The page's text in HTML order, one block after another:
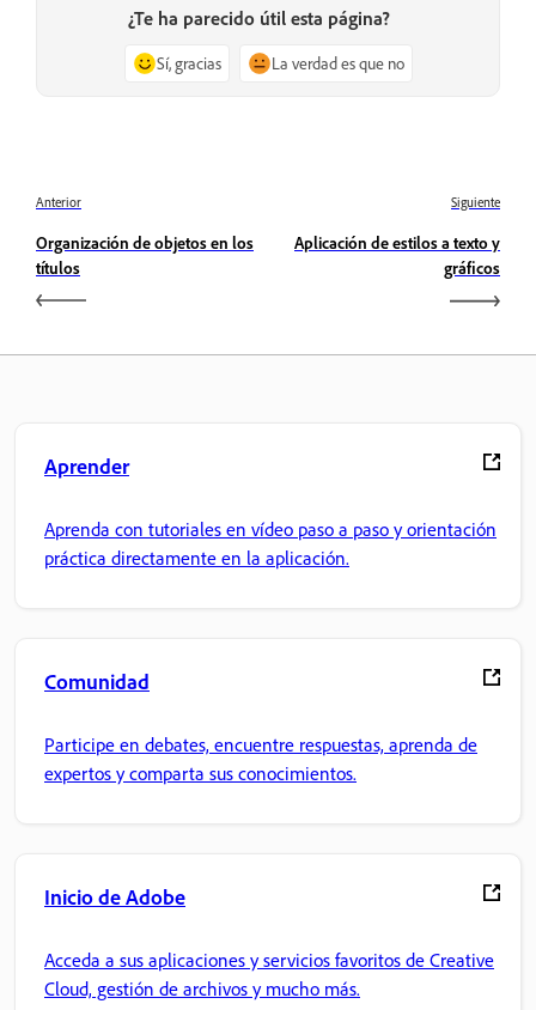
¿Te ha parecido útil esta página?
Sí, gracias La verdad es que no
Anterior
Organización de objetos en los
títulos
Siguiente
Aplicación de estilos a texto y
gráficos
Aprender
Aprenda con tutoriales en vídeo paso a paso y orientación
práctica directamente en la aplicación.
Comunidad
Participe en debates, encuentre respuestas, aprenda de
expertos y comparta sus conocimientos.
Inicio de Adobe
Acceda a sus aplicaciones y servicios favoritos de Creative
Cloud, gestión de archivos y mucho más.